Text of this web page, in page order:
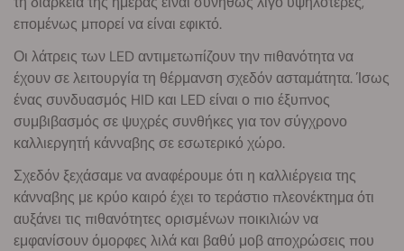
επομένως μπορεί να είναι εφικτό.
Οι λάτρεις των LED αντιμετωπίζουν την πιθανότητα να
έχουν σε λειτουργία τη θέρμανση σχεδόν ασταμάτητα. Ίσως
ένας συνδυασμός HID και LED είναι ο πιο έξυπνος
συμβιβασμός σε ψυχρές συνθήκες για τον σύγχρονο
καλλιεργητή κάνναβης σε εσωτερικό χώρο.
Σχεδόν ξεχάσαμε να αναφέρουμε ότι η καλλιέργεια της
κάνναβης με κρύο καιρό έχει το τεράστιο πλεονέκτημα ότι
αυξάνει τις πιθανότητες ορισμένων ποικιλιών να
εμφανίσουν όμορφες λιλά και βαθύ μοβ αποχρώσεις που